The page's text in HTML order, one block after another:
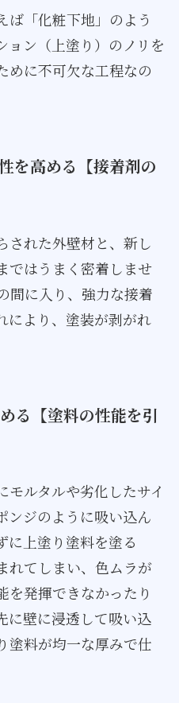
ば「化粧下地」のよう
ョン（上塗り）のノリを
めに不可欠な工程なの
を高める【接着剤の
された外壁材と、新し
ではうまく密着しませ
間に入り、強力な接着
により、塗装が剥がれ
る【塗料の性能を引
ルタルや劣化したサイ
ンジのように吸い込ん
に上塗り塗料を塗る
れてしまい、色ムラが
を発揮できなかったり
に壁に浸透して吸い込
塗料が均一な厚みで仕